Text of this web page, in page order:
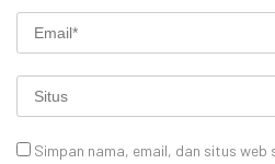
Simpan nama, email, dan situs